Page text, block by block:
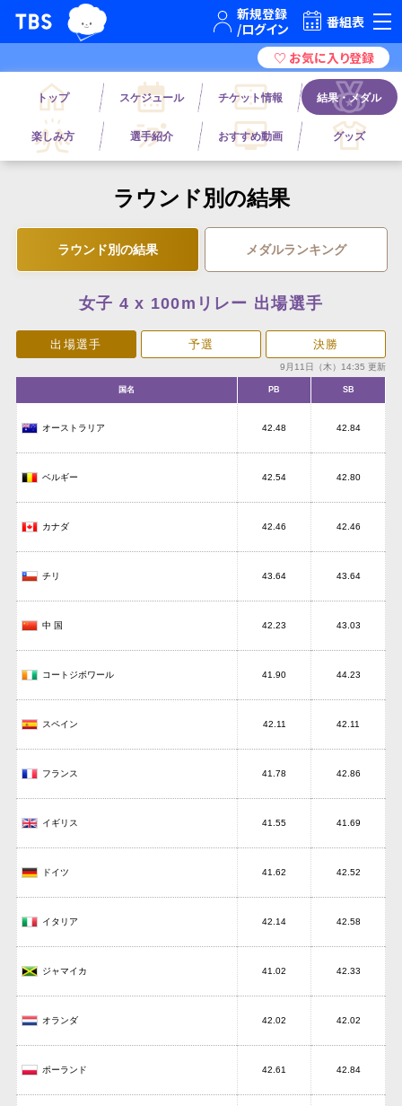
TBSテレビ｜ときめくときを。 番組表
トップ スケジュール チケット情報 結果・メダル
楽しみ方 選手紹介 おすすめ動画 グッズ
ラウンド別の結果
ラウンド別の結果 メダルランキング
女子 4 x 100mリレー 出場選手
出場選手 予選 決勝
9月11日（木）14:35 更新
国名 PB SB
オーストラリア 42.48 42.84
ベルギー 42.54 42.80
カナダ 42.46 42.46
チリ 43.64 43.64
中 国 42.23 43.03
コートジボワール 41.90 44.23
スペイン 42.11 42.11
フランス 41.78 42.86
イギリス 41.55 41.69
ドイツ 41.62 42.52
イタリア 42.14 42.58
ジャマイカ 41.02 42.33
オランダ 42.02 42.02
ポーランド 42.61 42.84